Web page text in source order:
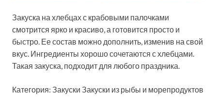
Закуска на хлебцах с крабовыми палочками
смотрится ярко и красиво, а готовится просто и
быстро. Ее состав можно дополнить, изменив на свой
вкус. Ингредиенты хорошо сочетаются с хлебцами.
Такая закуска, подходит для любого праздника.
Категория: Закуски Закуски из рыбы и морепродуктов